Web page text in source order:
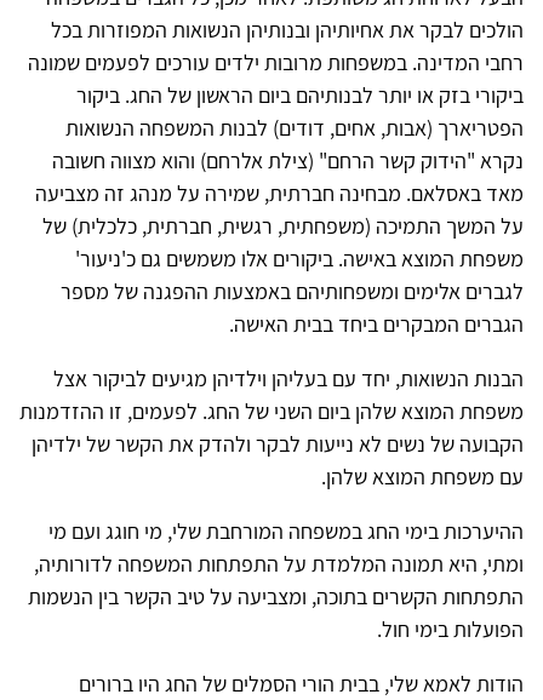
הולכים לבקר את אחיותיהן ובנותיהן הנשואות המפוזרות בכל
רחבי המדינה. במשפחות מרובות ילדים עורכים לפעמים שמונה
ביקורי בזק או יותר לבנותיהם ביום הראשון של החג. ביקור
הפטריארך (אבות, אחים, דודים) לבנות המשפחה הנשואות
נקרא "הידוק קשר הרחם" (צילת אלרחם) והוא מצווה חשובה
מאד באסלאם. מבחינה חברתית, שמירה על מנהג זה מצביעה
על המשך התמיכה (משפחתית, רגשית, חברתית, כלכלית) של
משפחת המוצא באישה. ביקורים אלו משמשים גם כ'ניעור'
לגברים אלימים ומשפחותיהם באמצעות ההפגנה של מספר
הגברים המבקרים ביחד בבית האישה.
הבנות הנשואות, יחד עם בעליהן וילדיהן מגיעים לביקור אצל
משפחת המוצא שלהן ביום השני של החג. לפעמים, זו ההזדמנות
הקבועה של נשים לא נייעות לבקר ולהדק את הקשר של ילדיהן
עם משפחת המוצא שלהן.
ההיערכות בימי החג במשפחה המורחבת שלי, מי חוגג ועם מי
ומתי, היא תמונה המלמדת על התפתחות המשפחה לדורותיה,
התפתחות הקשרים בתוכה, ומצביעה על טיב הקשר בין הנשמות
הפועלות בימי חול.
הודות לאמא שלי, בבית הורי הסמלים של החג היו ברורים